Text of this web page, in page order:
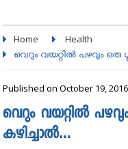
Home Health
വെറും വയറ്റില്‍ പഴവും ഒരു
Published on October 19,
വെറും വയറ്റില്‍
കഴിച്ചാൽ…